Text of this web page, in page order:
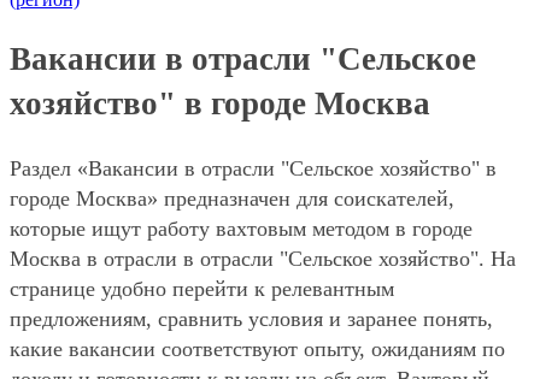
Вакансии в отрасли "Сельское
хозяйство" в городе Москва
Раздел «Вакансии в отрасли "Сельское хозяйство" в
городе Москва» предназначен для соискателей,
которые ищут работу вахтовым методом в городе
Москва в отрасли в отрасли "Сельское хозяйство". На
странице удобно перейти к релевантным
предложениям, сравнить условия и заранее понять,
какие вакансии соответствуют опыту, ожиданиям по